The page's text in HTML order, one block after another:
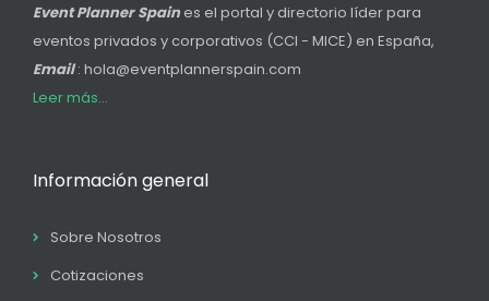
Event Planner Spain es el portal y directorio líder para
eventos privados y corporativos (CCI - MICE) en España,
Email: hola@eventplannerspain.com
Leer más...
Información general
Sobre Nosotros
Cotizaciones